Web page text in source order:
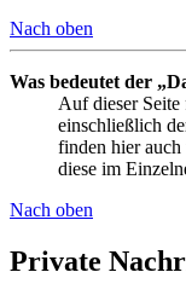
Nach oben
Was bedeutet der
Auf dieser Seite
einschließlich
finden hier
diese im
Nach oben
Private